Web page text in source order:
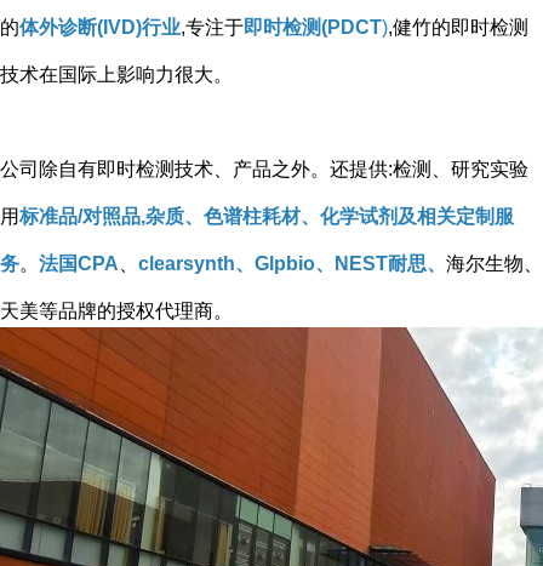
的体外诊断(IVD)行业,专注于即时检测(PDCT),健竹的即时检测
技术在国际上影响力很大。
公司除自有即时检测技术、产品之外。还提供:检测、研究实验
用标准品/对照品,杂质、色谱柱耗材、化学试剂及相关定制服
务。 法国CPA clearsynth、Glpbio、NEST耐思、 海尔生物、
天美等品牌的授权代理商。